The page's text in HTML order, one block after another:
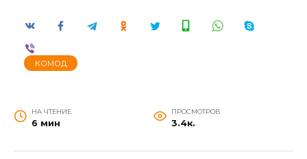
КОМОД
НА ЧТЕНИЕ
6 мин
ПРОСМОТРОВ
3.4к.